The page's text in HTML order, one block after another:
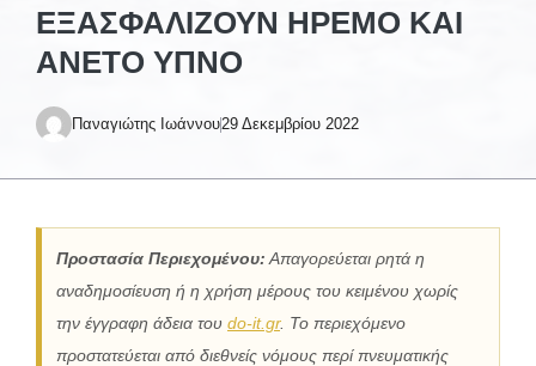
ΕΞΑΣΦΑΛΊΖΟΥΝ ΉΡΕΜΟ ΚΑΙ
ΆΝΕΤΟ ΎΠΝΟ
Παναγιώτης Ιωάννου29 Δεκεμβρίου 2022
Προστασία Περιεχομένου: Απαγορεύεται ρητά η
αναδημοσίευση ή η χρήση μέρους του κειμένου χωρίς
την έγγραφη άδεια του do-it.gr. Το περιεχόμενο
προστατεύεται από διεθνείς νόμους περί πνευματικής